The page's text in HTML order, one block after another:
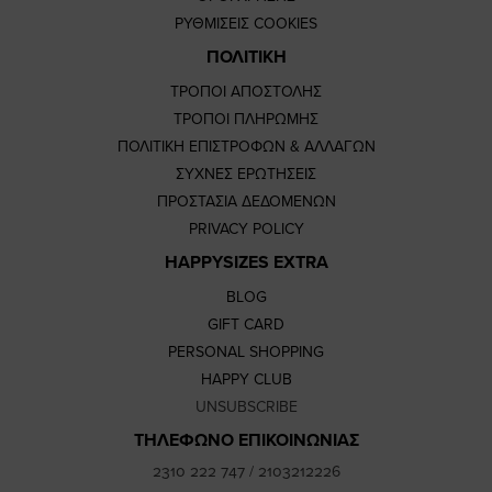
ΡΥΘΜΙΣΕΙΣ COOKIES
ΠΟΛΙΤΙΚΗ
ΤΡΟΠΟΙ ΑΠΟΣΤΟΛΗΣ
ΤΡΟΠΟΙ ΠΛΗΡΩΜΗΣ
ΠΟΛΙΤΙΚΗ ΕΠΙΣΤΡΟΦΩΝ & ΑΛΛΑΓΩΝ
ΣΥΧΝΕΣ ΕΡΩΤΗΣΕΙΣ
ΠΡΟΣΤΑΣΙΑ ΔΕΔΟΜΕΝΩΝ
PRIVACY POLICY
HAPPYSIZES EXTRA
BLOG
GIFT CARD
PERSONAL SHOPPING
HAPPY CLUB
UNSUBSCRIBE
ΤΗΛΕΦΩΝΟ ΕΠΙΚΟΙΝΩΝΙΑΣ
2310 222 747/ 2103212226